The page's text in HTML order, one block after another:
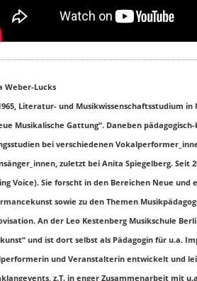
Weber-Lucks
Literatur- und Musikwissenschaftsstudium
Musikalische Gattung“. Daneben
bei verschiedenen
zuletzt bei Anita Spiegelberg.
Voice). Sie forscht in den Bereichen Neue
sowie zu den Themen
An der Leo Kestenberg Musikschule
und ist dort selbst als Pädagogin für u.a.
und Veranstalterin entwickelt und
z.T. in enger Zusammenarbeit mit